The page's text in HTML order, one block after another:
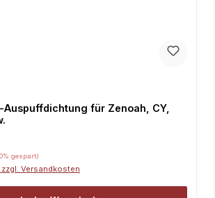
für Zenoah, CY,
gespart)
Versandkosten